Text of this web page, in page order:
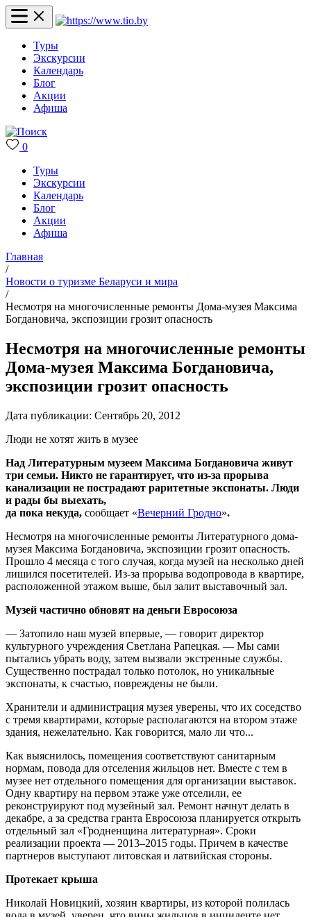
Туры
Экскурсии
Календарь
Блог
Акции
Афиша
0
Туры
Экскурсии
Календарь
Блог
Акции
Афиша
Главная
/
Новости о туризме Беларуси и мира
/
Несмотря на многочисленные ремонты Дома-музея Максима
Богдановича, экспозиции грозит опасность
Несмотря на многочисленные ремонты
Дома-музея Максима Богдановича,
экспозиции грозит опасность
Дата публикации: Сентябрь 20, 2012
Люди не хотят жить в музее
Над Литературным музеем Максима Богдановича живут
три семьи. Никто не гарантирует, что из-за прорыва
канализации не пострадают раритетные экспонаты. Люди
и рады бы выехать,
да пока некуда, сообщает «Вечерний Гродно».
Несмотря на многочисленные ремонты Литературного дома-
музея Максима Богдановича, экспозиции грозит опасность.
Прошло 4 месяца с того случая, когда музей на несколько дней
лишился посетителей. Из-за прорыва водопровода в квартире,
расположенной этажом выше, был залит выставочный зал.
Музей частично обновят на деньги Евросоюза
— Затопило наш музей впервые, — говорит директор
культурного учреждения Светлана Рапецкая. — Мы сами
пытались убрать воду, затем вызвали экстренные службы.
Существенно пострадал только потолок, но уникальные
экспонаты, к счастью, повреждены не были.
Хранители и администрация музея уверены, что их соседство
с тремя квартирами, которые располагаются на втором этаже
здания, нежелательно. Как говорится, мало ли что...
Как выяснилось, помещения соответствуют санитарным
нормам, повода для отселения жильцов нет. Вместе с тем в
музее нет отдельного помещения для организации выставок.
Одну квартиру на первом этаже уже отселили, ее
реконструируют под музейный зал. Ремонт начнут делать в
декабре, а за средства гранта Евросоюза планируется открыть
отдельный зал «Гродненщина литературная». Сроки
реализации проекта — 2013–2015 годы. Причем в качестве
партнеров выступают литовская и латвийская стороны.
Протекает крыша
Николай Новицкий, хозяин квартиры, из которой полилась